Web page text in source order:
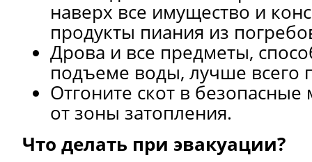
наверх все имущество и
продукты пиания из
Дрова и все предметы,
подъеме воды, лучше всего
Отгоните скот в безопасные
от зоны затопления.
Что делать при эвакуации?